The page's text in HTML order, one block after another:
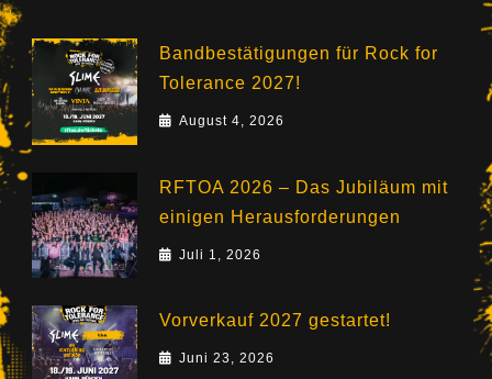
Bandbestätigungen für Rock for
Tolerance 2027!
August 4, 2026
RFTOA 2026 – Das Jubiläum mit
einigen Herausforderungen
Juli 1, 2026
Vorverkauf 2027 gestartet!
Juni 23, 2026